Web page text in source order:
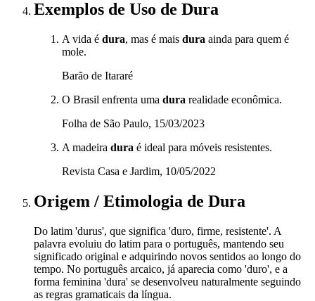
Exemplos de Uso de Dura
A vida é dura, mas é mais dura ainda para quem é
mole.
Barão de Itararé
O Brasil enfrenta uma dura realidade econômica.
Folha de São Paulo, 15/03/2023
A madeira dura é ideal para móveis resistentes.
Revista Casa e Jardim, 10/05/2022
Origem / Etimologia de Dura
Do latim 'durus', que significa 'duro, firme, resistente'. A
palavra evoluiu do latim para o português, mantendo seu
significado original e adquirindo novos sentidos ao longo do
tempo. No português arcaico, já aparecia como 'duro', e a
forma feminina 'dura' se desenvolveu naturalmente seguindo
as regras gramaticais da língua.